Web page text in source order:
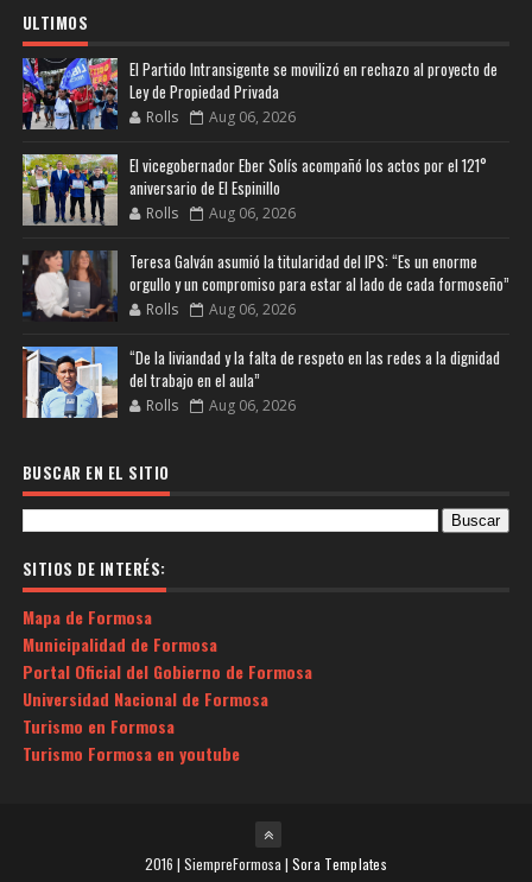
ULTIMOS
El Partido Intransigente se movilizó en rechazo al proyecto de
Ley de Propiedad Privada
Rolls Aug 06, 2026
El vicegobernador Eber Solís acompañó los actos por el 121°
aniversario de El Espinillo
Rolls Aug 06, 2026
Teresa Galván asumió la titularidad del IPS: “Es un enorme
orgullo y un compromiso para estar al lado de cada formoseño”
Rolls Aug 06, 2026
“De la liviandad y la falta de respeto en las redes a la dignidad
del trabajo en el aula”
Rolls Aug 06, 2026
BUSCAR EN EL SITIO
SITIOS DE INTERÉS:
Mapa de Formosa
Municipalidad de Formosa
Portal Oficial del Gobierno de Formosa
Universidad Nacional de Formosa
Turismo en Formosa
Turismo Formosa en youtube
2016 | SiempreFormosa | Sora Templates